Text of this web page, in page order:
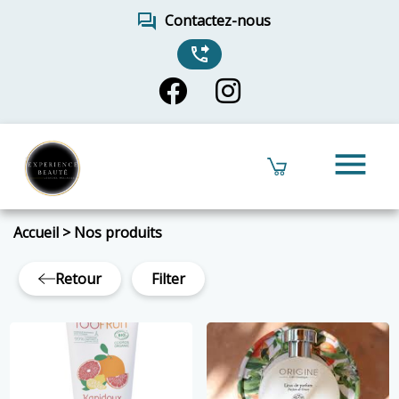
forum Contactez-nous
phone_forwarded
menu
Accueil >Nos produits
Retour Filter